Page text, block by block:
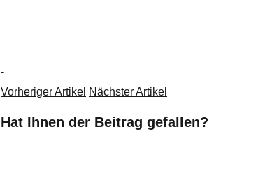
-
Vorheriger Artikel Nächster Artikel
Hat Ihnen der Beitrag gefallen?